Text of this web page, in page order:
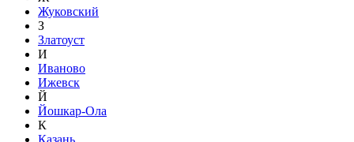
Жуковский
З
Златоуст
И
Иваново
Ижевск
Й
Йошкар-Ола
К
Казань